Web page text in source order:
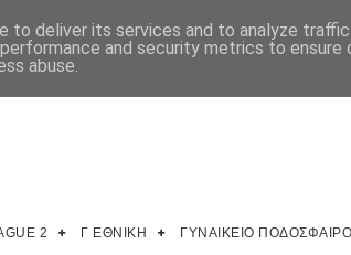
2 Γ ΕΘΝΙΚΗ ΓΥΝΑΙΚΕΙΟ ΠΟΔΟΣΦΑΙΡΟ
to deliver its services and to analyze
and security metrics to
abuse.